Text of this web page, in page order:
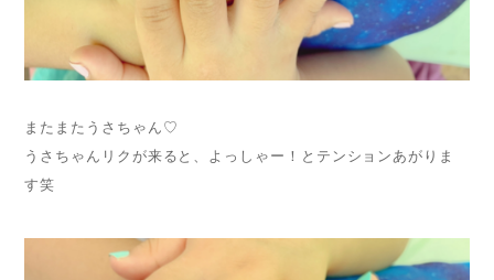
またまたうさちゃん♡
うさちゃんリクが来ると、よっしゃー！とテンションあがりま
す笑